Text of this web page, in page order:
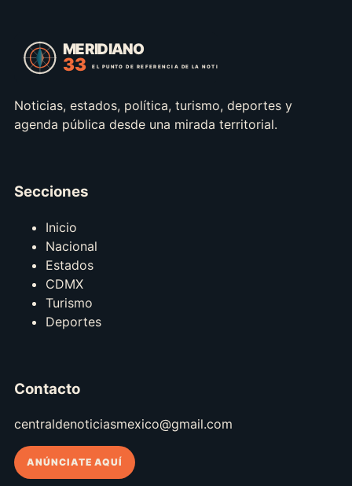
Noticias, estados, política, turismo, deportes y
agenda pública desde una mirada territorial.
Secciones
Inicio
Nacional
Estados
CDMX
Turismo
Deportes
Contacto
centraldenoticiasmexico@gmail.com
ANÚNCIATE AQUÍ